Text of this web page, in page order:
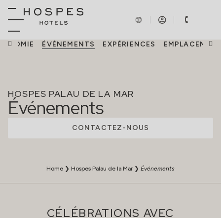
ÉVÉNEMENTS EXPÉRIENCES
HOSPES PALAU DE LA MAR
Événements
CONTACTEZ-NOUS
Home ❯ Hospes Palau de la Mar ❯ Événements
CÉLÉBRATIONS AVEC